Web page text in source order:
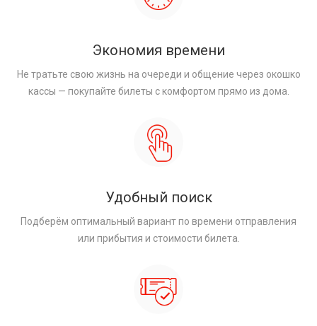
Экономия времени
Не тратьте свою жизнь на очереди и общение через окошко
кассы — покупайте билеты с комфортом прямо из дома.
Удобный поиск
Подберём оптимальный вариант по времени отправления
или прибытия и стоимости билета.